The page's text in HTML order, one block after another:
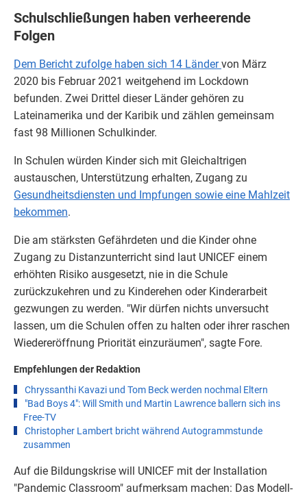
Schulschließungen haben verheerende
Folgen
Dem Bericht zufolge haben sich 14 Ländervon März
2020 bis Februar 2021 weitgehend im Lockdown
befunden. Zwei Drittel dieser Länder gehören zu
Lateinamerika und der Karibik und zählen gemeinsam
fast 98 Millionen Schulkinder.
In Schulen würden Kinder sich mit Gleichaltrigen
austauschen, Unterstützung erhalten, Zugang zu
Gesundheitsdiensten und Impfungen sowie eine Mahlzeit
bekommen.
Die am stärksten Gefährdeten und die Kinder ohne
Zugang zu Distanzunterricht sind laut UNICEF einem
erhöhten Risiko ausgesetzt, nie in die Schule
zurückzukehren und zu Kinderehen oder Kinderarbeit
gezwungen zu werden. "Wir dürfen nichts unversucht
lassen, um die Schulen offen zu halten oder ihrer raschen
Wiedereröffnung Priorität einzuräumen", sagte Fore.
Empfehlungen der Redaktion
Chryssanthi Kavazi und Tom Beck werden nochmal Eltern
"Bad Boys 4": Will Smith und Martin Lawrence ballern sich ins
Free-TV
Christopher Lambert bricht während Autogrammstunde
zusammen
Auf die Bildungskrise will UNICEF mit der Installation
"Pandemic Classroom" aufmerksam machen: Das Modell-